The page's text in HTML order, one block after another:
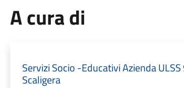
A cura di
Servizi Socio -Educativi Azienda ULSS
Scaligera